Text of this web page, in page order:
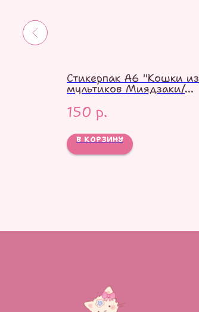
Стикерпак А6 "Кошки из
мультиков Миядзаки/
150 р.
В КОРЗИНУ